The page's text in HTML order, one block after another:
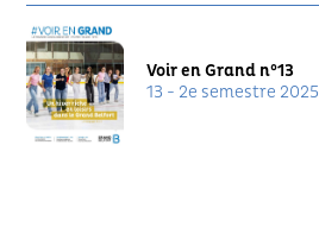
Voir en Grand n°13
13 - 2e semestre 2025